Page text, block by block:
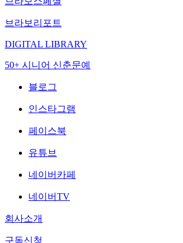
브라보리포트
DIGITAL LIBRARY
50+ 시니어 신춘문예
블로그
인스타그램
페이스북
유튜브
네이버카페
네이버TV
회사소개
구독신청